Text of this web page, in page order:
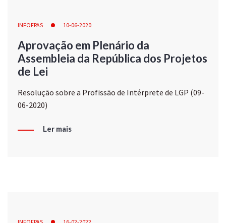
INFOFPAS 10-06-2020
Aprovação em Plenário da
Assembleia da República dos Projetos
de Lei
Resolução sobre a Profissão de Intérprete de LGP (09-
06-2020)
Ler mais